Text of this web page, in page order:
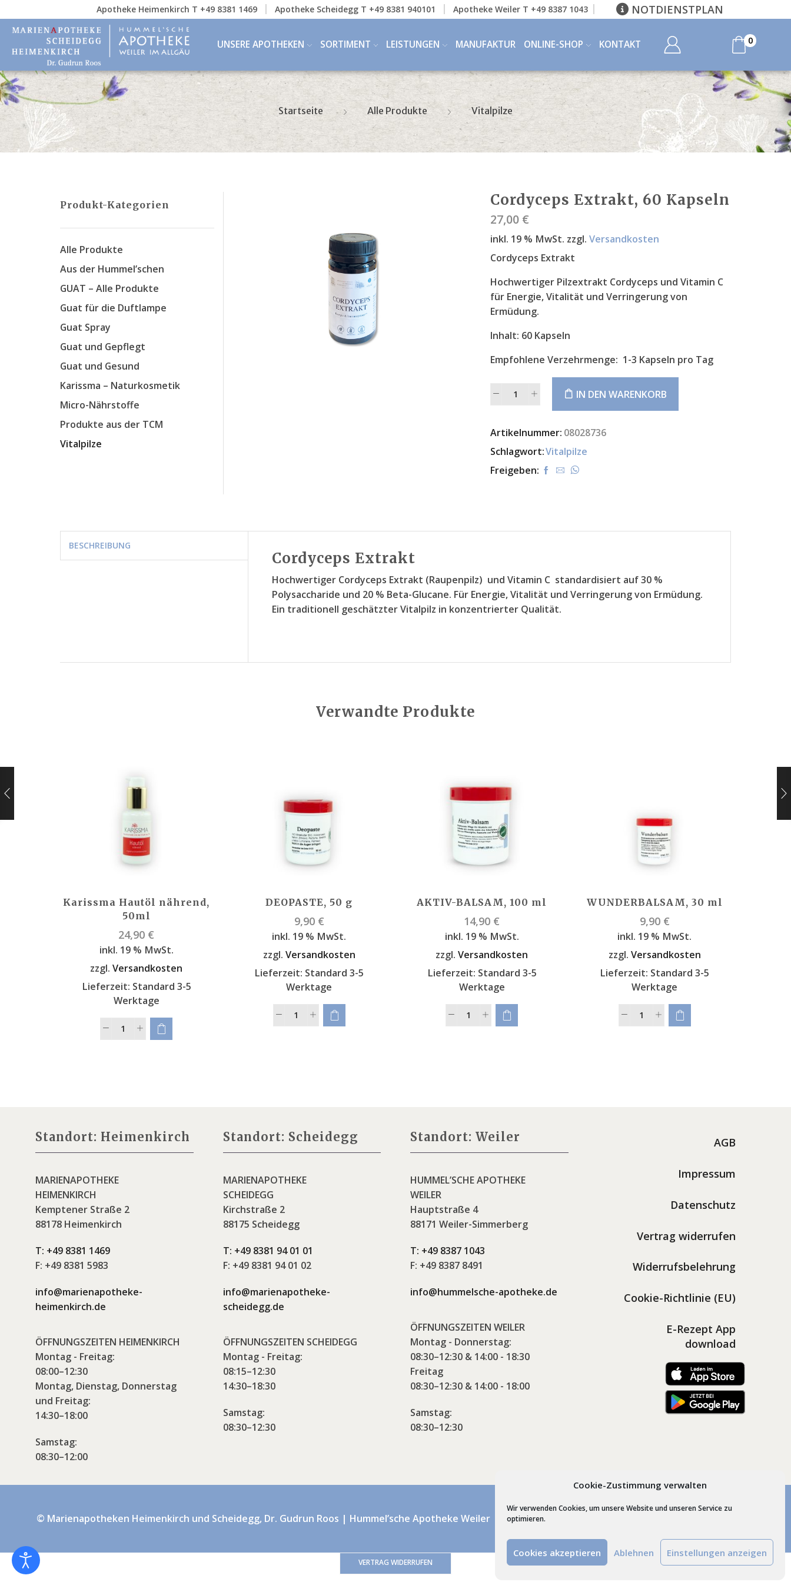
Cookie-Zustimmung verwalten
Wir verwenden Cookies, um unsere Website und unseren Service zu
optimieren.
Cookies akzeptieren Ablehnen Einstellungen anzeigen
Apotheke Heimenkirch T +49 8381 1469 Apotheke Scheidegg T +49 8381 940101 Apotheke Weiler T +49 8387 1043 NOTDIENSTPLAN
UNSERE APOTHEKEN SORTIMENT LEISTUNGEN MANUFAKTUR ONLINE-SHOP KONTAKT 0
Startseite Alle Produkte Vitalpilze
Cordyceps Extrakt, 60 Kapseln
27,00 €
inkl. 19 % MwSt. zzgl.Versandkosten
Cordyceps Extrakt
Hochwertiger Pilzextrakt Cordyceps und Vitamin C
für Energie, Vitalität und Verringerung von
Ermüdung.
Inhalt: 60 Kapseln
Empfohlene Verzehrmenge: 1-3 Kapseln pro Tag
IN DEN WARENKORB
Alternative:
Artikelnummer: 08028736
Schlagwort:Vitalpilze
Freigeben:
Produkt-Kategorien
Alle Produkte
Aus der Hummel’schen
GUAT – Alle Produkte
Guat für die Duftlampe
Guat Spray
Guat und Gepflegt
Guat und Gesund
Karissma – Naturkosmetik
Micro-Nährstoffe
Produkte aus der TCM
Vitalpilze
BESCHREIBUNG
Cordyceps Extrakt
Hochwertiger Cordyceps Extrakt (Raupenpilz) und Vitamin C standardisiert auf30 %
Polysaccharide und 20 % Beta-Glucane. Für Energie, Vitalität und Verringerung von Ermüdung.
Ein traditionell geschätzter Vitalpilz in konzentrierter Qualität.
Verwandte Produkte
Karissma Hautöl nährend,
50ml
24,90 €
inkl. 19 % MwSt.
zzgl.Versandkosten
Lieferzeit: Standard 3-5
Werktage
DEOPASTE, 50 g
9,90 €
inkl. 19 % MwSt.
zzgl. Versandkosten
Lieferzeit: Standard 3-5
Werktage
AKTIV-BALSAM, 100 ml
14,90 €
inkl. 19 % MwSt.
zzgl.Versandkosten
Lieferzeit: Standard 3-5
Werktage
WUNDERBALSAM, 30 ml
9,90 €
inkl. 19 % MwSt.
zzgl. Versandkosten
Lieferzeit: Standard 3-5
Werktage
Standort: Heimenkirch
MARIENAPOTHEKE
HEIMENKIRCH
Kemptener Straße 2
88178 Heimenkirch
T: +49 8381 1469
F: +49 8381 5983
info@marienapotheke-
heimenkirch.de
ÖFFNUNGSZEITEN HEIMENKIRCH
Montag - Freitag:
08:00–12:30
Montag, Dienstag, Donnerstag
und Freitag:
14:30–18:00
Samstag:
08:30–12:00
Standort: Scheidegg
MARIENAPOTHEKE
SCHEIDEGG
Kirchstraße 2
88175 Scheidegg
T: +49 8381 94 01 01
F: +49 8381 94 01 02
info@marienapotheke-
scheidegg.de
ÖFFNUNGSZEITEN SCHEIDEGG
Montag - Freitag:
08:15–12:30
14:30–18:30
Samstag:
08:30–12:30
Standort: Weiler
HUMMEL’SCHE APOTHEKE
WEILER
Hauptstraße 4
88171 Weiler-Simmerberg
T: +49 8387 1043
F: +49 8387 8491
info@hummelsche-apotheke.de
ÖFFNUNGSZEITEN WEILER
Montag - Donnerstag:
08:30–12:30 & 14:00 - 18:30
Freitag
08:30–12:30 & 14:00 - 18:00
Samstag:
08:30–12:30
AGB
Impressum
Datenschutz
Vertrag widerrufen
Widerrufsbelehrung
Cookie-Richtlinie (EU)
E-Rezept App
download
© Marienapotheken Heimenkirch und Scheidegg, Dr. Gudrun Roos | Hummel’sche Apotheke Weiler | Webdesign by
VERTRAG WIDERRUFEN